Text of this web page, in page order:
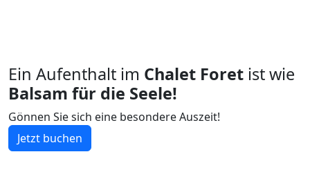
Ein Aufenthalt im Chalet Foret ist wie
Balsam für die Seele!
Gönnen Sie sich eine besondere Auszeit!
Jetzt buchen